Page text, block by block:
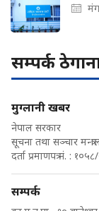
सम्पर्क
मुग्लानी खबर
नेपाल सरकार
सूचना तथा सञ्चार
दर्ता प्रमाणपत्र नं. :
सम्पर्क